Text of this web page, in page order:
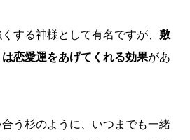
する神様として有名ですが、 敷
恋愛運をあげてくれる効果があ
う杉のように、いつまでも一緒